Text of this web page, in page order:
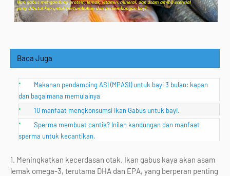
Baca Juga
Makanan pendamping ASI (MPASI) untuk bayi 3 bulan: kapan
dan bagaimana memulainya
10 manfaat mengkonsumsi Ikan Gabus untuk bayi.
Sperma membuat cantik? Inilah kandungan dan manfaat
sperma untuk kecantikan.
1. Meningkatkan kecerdasan otak. Ikan gabus kaya akan asam
lemak omega-3, terutama DHA dan EPA, yang berperan penting